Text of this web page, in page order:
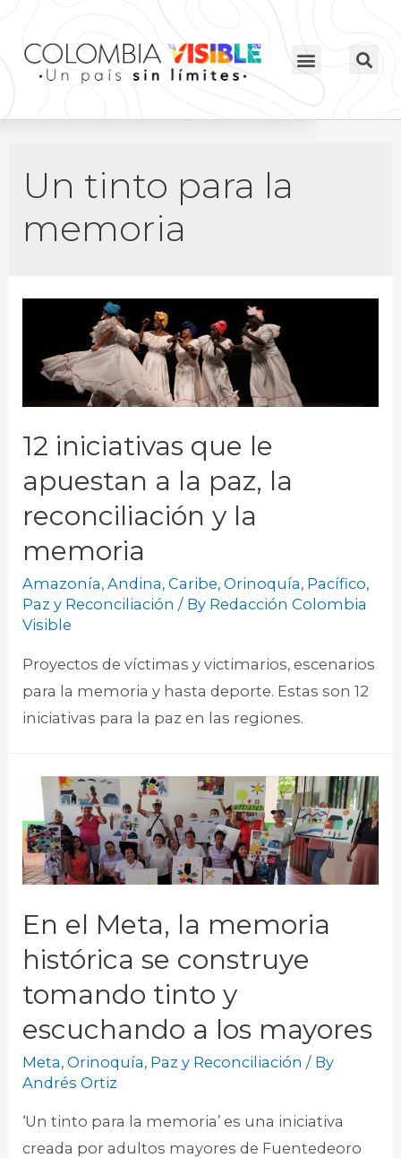
Un tinto para la
memoria
12 iniciativas que le
apuestan a la paz, la
reconciliación y la
memoria
Amazonía,Andina,Caribe,Orinoquía, Pacífico,
Paz y Reconciliación / By Redacción Colombia
Visible
Proyectos de víctimas y victimarios, escenarios
para la memoria y hasta deporte. Estas son 12
iniciativas para la paz en las regiones.
En el Meta, la memoria
histórica se construye
tomando tinto y
escuchando a los mayores
Meta,Orinoquía, Paz y Reconciliación / By
Andrés Ortiz
‘Un tinto para la memoria’ es una iniciativa
creada por adultos mayores de Fuentedeoro